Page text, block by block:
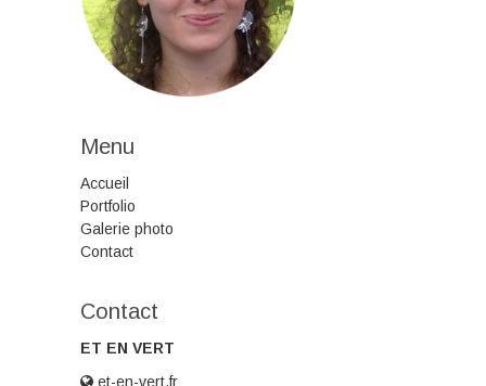
Menu
Accueil
Portfolio
Galerie photo
Contact
Contact
ET EN VERT
et-en-vert.fr